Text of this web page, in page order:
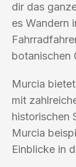
dir das
es Wandern
botanischen
Murcia
mit
historischen
Murcia
Einblicke in